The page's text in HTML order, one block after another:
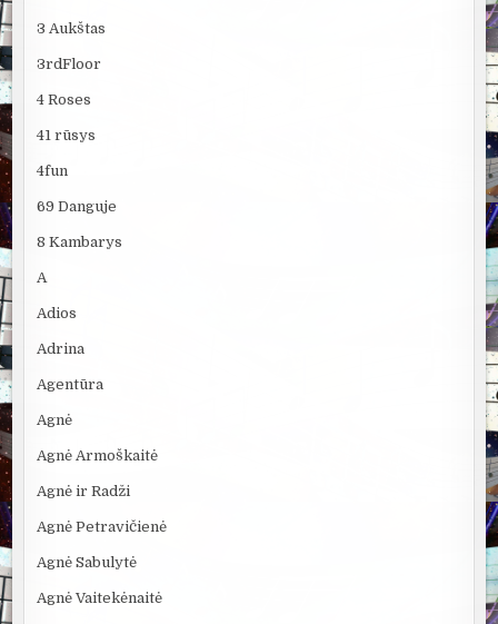
3 Aukštas
3rdFloor
4 Roses
41 rūsys
4fun
69 Danguje
8 Kambarys
A
Adios
Adrina
Agentūra
Agnė
Agnė Armoškaitė
Agnė ir Radži
Agnė Petravičienė
Agnė Sabulytė
Agnė Vaitekėnaitė